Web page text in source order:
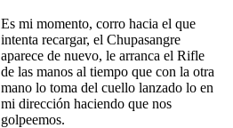
Es mi momento, corro hacia el que
intenta recargar, el Chupasangre
aparece de nuevo, le arranca el Rifle
de las manos al tiempo que con la otra
mano lo toma del cuello lanzado lo en
mi dirección haciendo que nos
golpeemos.